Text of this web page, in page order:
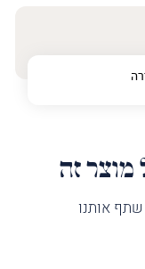
מוצר זה
שתף אותנו